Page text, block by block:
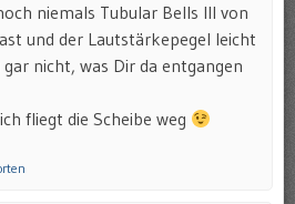
niemals Tubular Bells III von
und der Lautstärkepegel leicht
nicht, was Dir da entgangen
fliegt die Scheibe weg